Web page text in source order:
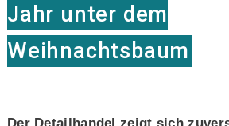
Jahr unter dem
Weihnachtsbaum